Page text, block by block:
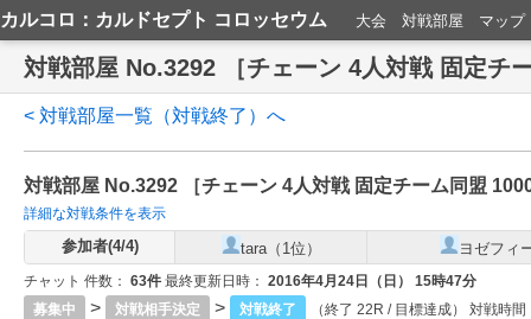
カルコロ：カルドセプト コロッセウム 大会 対戦部屋 マップ
対戦部屋 No.3292 ［チェーン 4人対戦 固定チ
< 対戦部屋一覧（対戦終了）へ
対戦部屋 No.3292 ［チェーン 4人対戦 固定チーム同盟
詳細な対戦条件を表示
参加者(4/4) tara（1位） ヨゼフィ
チャット 件数： 63件 最終更新日時： 2016年4月24日（日） 15時47分
募集中
> 対戦相手決定 > 対戦終了 （終了 22R / 目標達成） 対戦時